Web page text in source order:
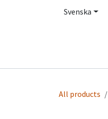
Svenska
All products